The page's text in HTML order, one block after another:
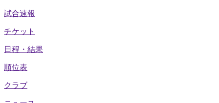
試合速報
チケット
日程・結果
順位表
クラブ